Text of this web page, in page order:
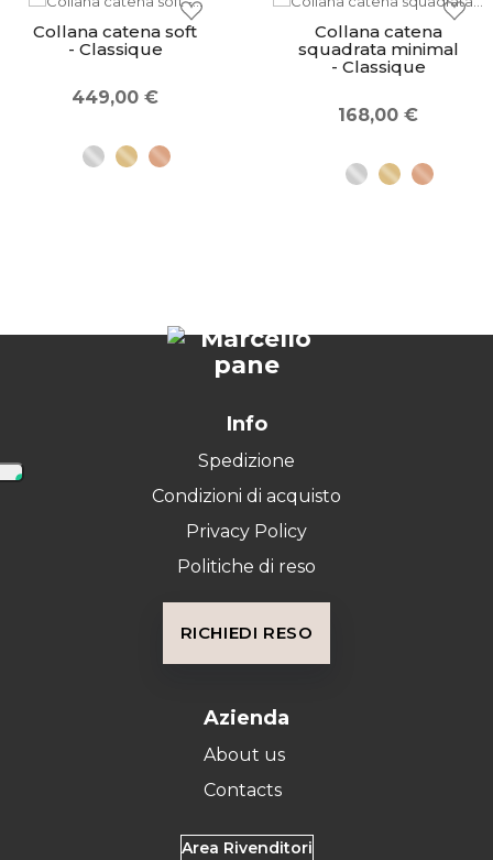
Collana catena soft
- Classique
449,00 €
Collana catena
squadrata minimal
- Classique
168,00 €
Info
Spedizione
Condizioni di acquisto
Privacy Policy
Politiche di reso
RICHIEDI RESO
Azienda
About us
Contacts
Area Rivenditori